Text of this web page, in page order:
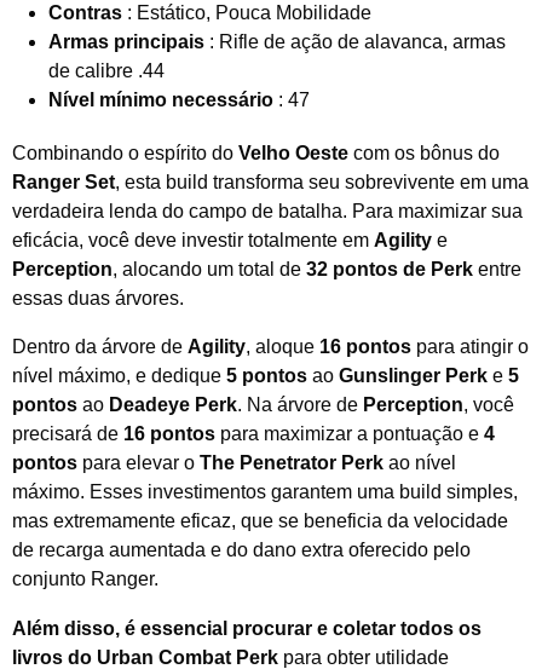
Contras : Estático, Pouca Mobilidade
Armas principais : Rifle de ação de alavanca, armas
de calibre .44
Nível mínimo necessário : 47
Combinando o espírito do Velho Oeste com os bônus do
Ranger Set, esta build transforma seu sobrevivente em uma
verdadeira lenda do campo de batalha. Para maximizar sua
eficácia, você deve investir totalmente em Agility e
Perception, alocando um total de 32 pontos de Perk entre
essas duas árvores.
Dentro da árvore de Agility, aloque 16 pontos para atingir o
nível máximo, e dedique 5 pontos ao Gunslinger Perk e 5
pontos ao Deadeye Perk. Na árvore de Perception, você
precisará de 16 pontos para maximizar a pontuação e 4
pontos para elevar o The Penetrator Perk ao nível
máximo. Esses investimentos garantem uma build simples,
mas extremamente eficaz, que se beneficia da velocidade
de recarga aumentada e do dano extra oferecido pelo
conjunto Ranger.
Além disso, é essencial procurar e coletar todos os
livros do Urban Combat Perk para obter utilidade